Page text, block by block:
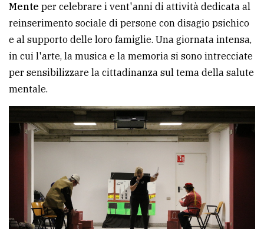
Cerca
per
comune
Ricerca
avanzata
LE
ALTRE
TESTATE
Mente per celebrare i vent'anni di attività dedicata al
reinserimento sociale di persone con disagio psichico
e al supporto delle loro famiglie. Una giornata intensa,
in cui l'arte, la musica e la memoria si sono intrecciate
per sensibilizzare la cittadinanza sul tema della salute
mentale.